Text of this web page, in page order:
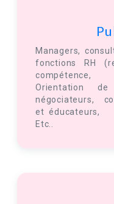
Managers,
fonctions RH
compétence,
Orientation de
négociateurs,
et éducateurs,
Etc..